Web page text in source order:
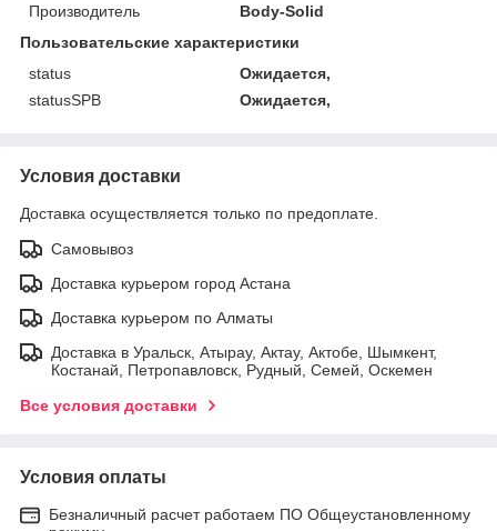
Производитель
Body-Solid
Пользовательские характеристики
status
Ожидается,
statusSPB
Ожидается,
Условия доставки
Доставка осуществляется только по предоплате.
Самовывоз
Доставка курьером город Астана
Доставка курьером по Алматы
Доставка в Уральск, Атырау, Актау, Актобе, Шымкент,
Костанай, Петропавловск, Рудный, Семей, Оскемен
Все условия доставки
Условия оплаты
Безналичный расчет работаем ПО Общеустановленному